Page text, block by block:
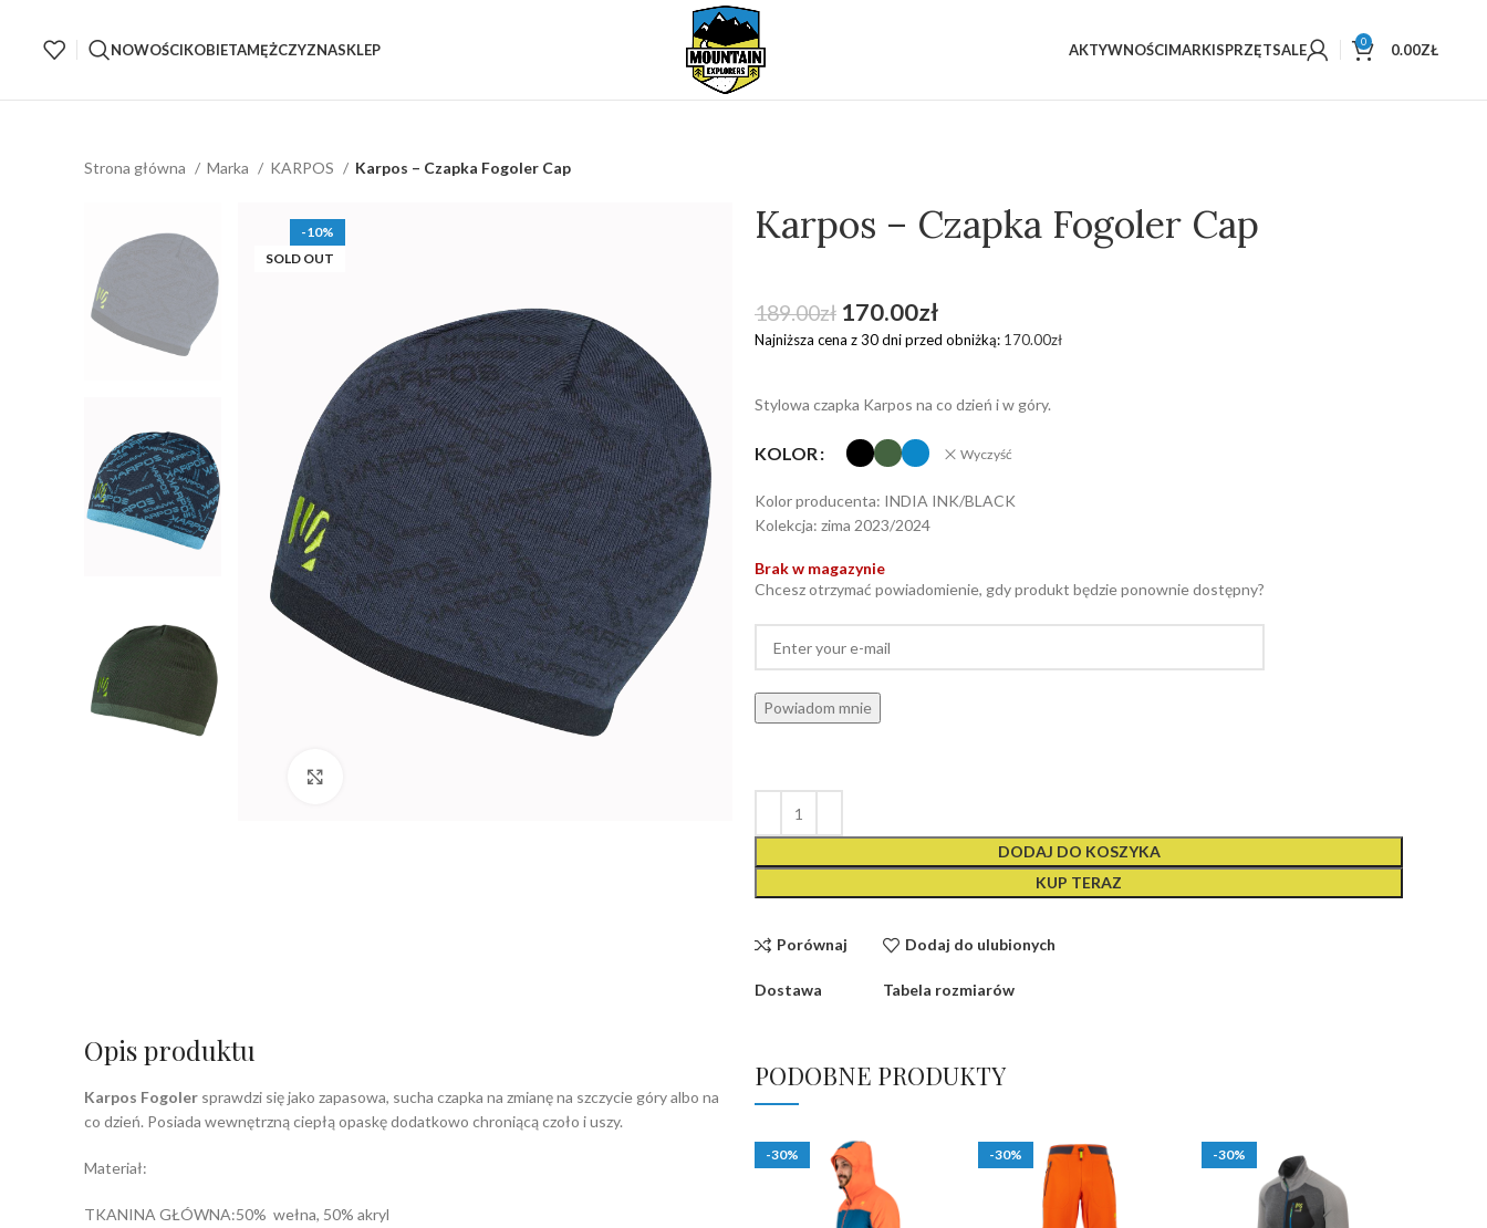
NOWOŚCIKOBIETAMĘŻCZYZNASKLEP AKTYWNOŚCIMARKISPRZĘTSALE 0 0.00ZŁ
Strona główna Marka KARPOS Karpos – Czapka Fogoler Cap
-10%
SOLD OUT
Karpos – Czapka Fogoler Cap
189.00zł 170.00zł
Najniższa cena z 30 dni przed obniżką: 170.00zł
Stylowa czapka Karpos na co dzień i w góry.
KOLOR Wyczyść
Kolor producenta: INDIA INK/BLACK
Kolekcja: zima 2023/2024
Brak w magazynie
Chcesz otrzymać powiadomienie, gdy produkt będzie ponownie dostępny?
Powiadom mnie
DODAJ DO KOSZYKA
KUP TERAZ
Porównaj Dodaj do ulubionych
Dostawa Tabela rozmiarów
Opis produktu
Karpos Fogoler sprawdzi się jako zapasowa, sucha czapka na zmianę na szczycie góry albo na
co dzień. Posiada wewnętrzną ciepłą opaskę dodatkowo chroniącą czoło i uszy.
Materiał:
TKANINA GŁÓWNA:50% wełna, 50% akryl
PODOBNE PRODUKTY
-30% -30% -30%